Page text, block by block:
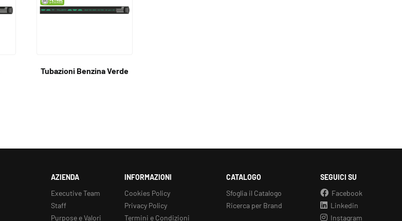
Tubazioni Benzina Verde
AZIENDA
Executive Team
Staff
Purpose e Valori
INFORMAZIONI
Cookies Policy
Privacy Policy
Termini e Condizioni
CATALOGO
Sfoglia il Catalogo
Ricerca per Brand
SEGUICI SU
Facebook
Linkedin
Instagram